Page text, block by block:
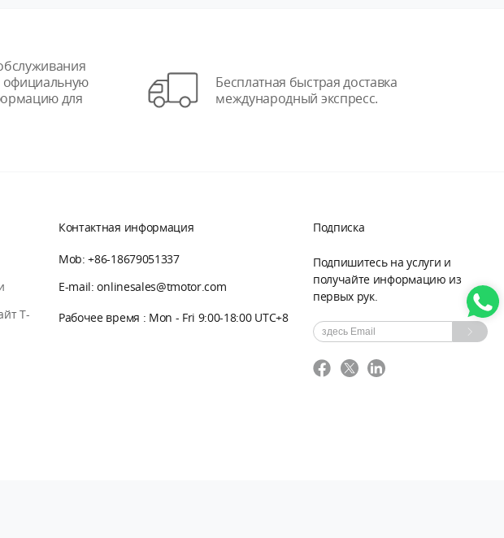
официальную
для
Бесплатная быстрая доставка
международный экспресс.
T-
Контактная информация
Mob: +86-18679051337
E-mail: onlinesales@tmotor.com
Рабочее время : Mon - Fri 9:00-18:00 UTC+8
Подписка
Подпишитесь на услуги и
получайте информацию из
первых рук.